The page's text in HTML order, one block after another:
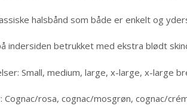
halsbånd som både er enkelt og
indersiden betrukket med ekstra blødt
Small, medium, large, x-large, x-large
Cognac/rosa, cognac/mosgrøn, cognac/